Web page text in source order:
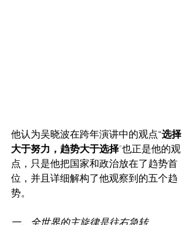
他认为吴晓波在跨年演讲中的观点“选择
大于努力，趋势大于选择”也正是他的观
点，只是他把国家和政治放在了趋势首
位，并且详细解构了他观察到的五个趋
势。
一、全世界的主旋律是往右急转